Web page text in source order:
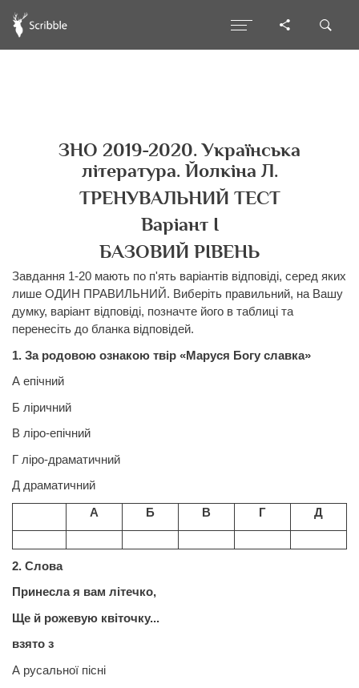
ЗНО 2019-2020. Українська
література. Йолкіна Л.
ТРЕНУВАЛЬНИЙ ТЕСТ
Варіант І
БАЗОВИЙ РІВЕНЬ
Завдання 1-20 мають по п'ять варіантів відповіді, серед яких
лише ОДИН ПРАВИЛЬНИЙ. Виберіть правильний, на Вашу
думку, варіант відповіді, позначте його в таблиці та
перенесіть до бланка відповідей.
1. За родовою ознакою твір «Маруся Богу славка»
А епічний
Б ліричний
В ліро-епічний
Г ліро-драматичний
Д драматичний
А
Б В Г Д
2. Слова
Принесла я вам літечко,
Ще й рожевую квіточку...
взято з
А русальної пісні